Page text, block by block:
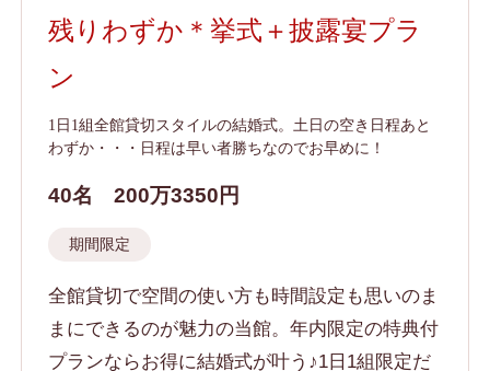
残りわずか＊挙式＋披露宴プラ
ン
1日1組全館貸切スタイルの結婚式。土日の空き日程あと
わずか・・・日程は早い者勝ちなのでお早めに！
40名 200万3350円
期間限定
全館貸切で空間の使い方も時間設定も思いのま
まにできるのが魅力の当館。年内限定の特典付
プランならお得に結婚式が叶う♪1日1組限定だ